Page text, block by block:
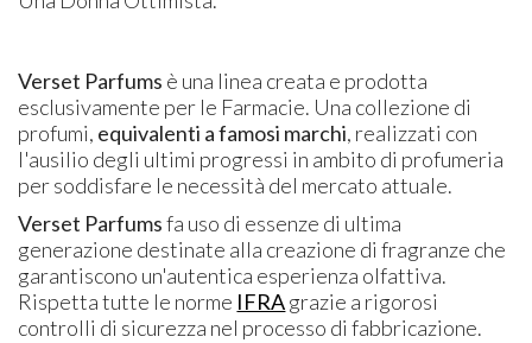
Verset Parfums è una linea creata e prodotta
esclusivamente per le Farmacie. Una collezione di
profumi, equivalenti a famosi marchi, realizzati con
l'ausilio degli ultimi progressi in ambito di profumeria
per soddisfare le necessità del mercato attuale.
Verset Parfumsfa uso di essenze di ultima
generazione destinate alla creazione di fragranze che
garantiscono un'autentica esperienza olfattiva.
Rispetta tutte le norme IFRAgrazie a rigorosi
controlli di sicurezza nel processo di fabbricazione.